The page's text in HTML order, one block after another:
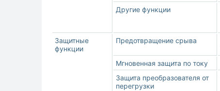
Другие функции
Защитные
функции
Предотвращение срыва
Мгновенная защита по току
Защита преобразователя от
перегрузки